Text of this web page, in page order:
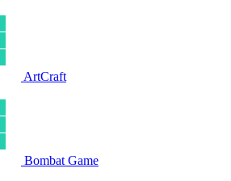
ArtCraft
Bombat Game